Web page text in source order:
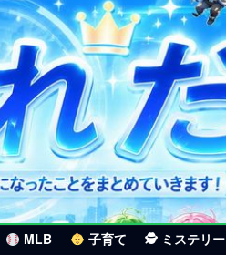
MLB 子育て 🕵 ミステリー